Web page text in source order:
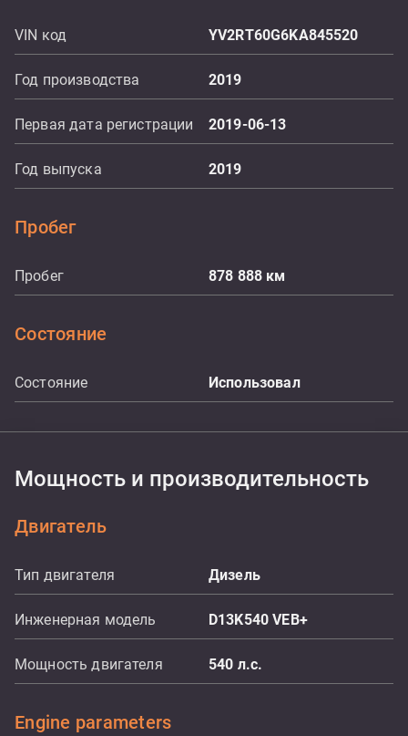
VIN код YV2RT60G6KA845520
Год производства 2019
Первая дата регистрации 2019-06-13
Год выпуска 2019
Пробег
Пробег 878 888 км
Состояние
Состояние Использовал
Мощность и производительность
Двигатель
Тип двигателя Дизель
Инженерная модель D13K540 VEB+
Мощность двигателя 540 л.с.
Engine parameters